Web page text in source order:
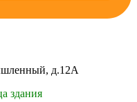
д.12А
здания